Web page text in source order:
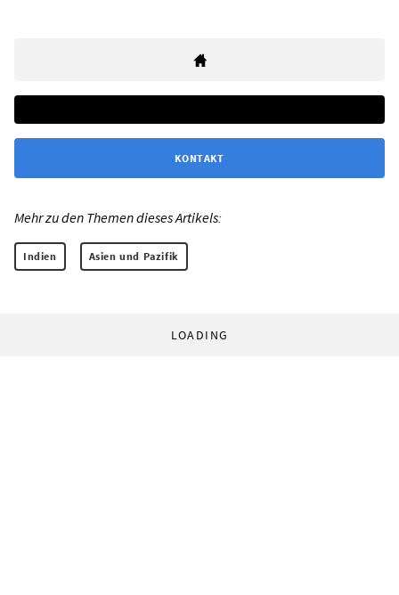
KONTAKT
Mehr zu den Themen dieses Artikels:
Indien Asien und Pazifik
LOADING